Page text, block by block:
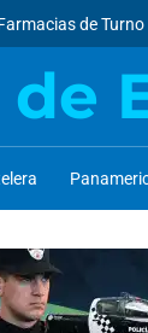
de Turno
de